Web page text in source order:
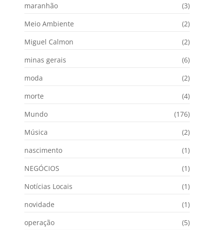
maranhão
(3)
Meio Ambiente
(2)
Miguel Calmon
(2)
minas gerais
(6)
moda
(2)
morte
(4)
Mundo
(176)
Música
(2)
nascimento
(1)
NEGÓCIOS
(1)
Notícias Locais
(1)
novidade
(1)
operação
(5)